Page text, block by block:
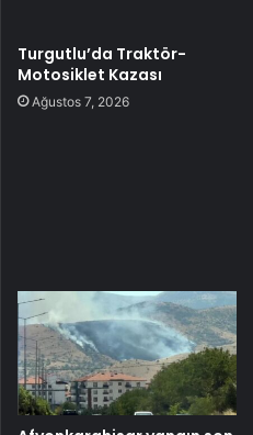
Turgutlu’da Traktör-
Motosiklet Kazası
Ağustos 7, 2026